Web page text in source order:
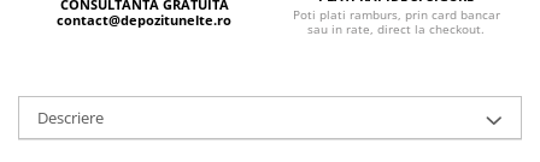
Chiuvete
Intretinere
Invertoare sudura - IGBT / MMA
Compresoare aer
CONSULTANTA GRATUITA
contact@depozitunelte.ro
Poti plati ramburs, prin card bancar
sau in rate, direct la checkout.
Descriere